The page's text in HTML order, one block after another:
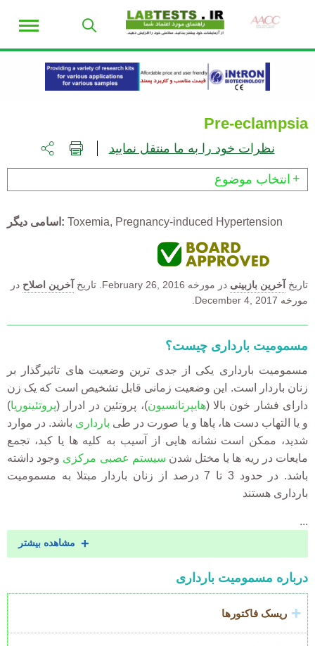
Pre-eclampsia
نظرات خود را به ما منتقل نمایید
انتخاب موضوع
اسامی دیگر Toxemia Pregnancy-induced Hypertension
تاریخ آخرین بازبینی در مورخه February 26, 2016. تاریخ آخرین اصلاح در
مورخه December 4, 2017.
مسمومیت بارداری چیست؟
مسمومیت بارداری یکی از جدی ترین وضعیت های تاثیرگذار بر
زنان باردار است. این وضعیت زمانی قابل تشخیص است که یک زن
دارای فشار خون بالا (هایپرتانسیون)، پروتئین در ادرار (پروتئینوریا)
و یا التهاب دست ها، پاها و یا صورت در طی بارداری باشد. در موارد
شدید، ممکن است نشانه هایی از آسیب به کلیه ها یا کبد، تجمع
مایعات در ریه ها یا مختل شدن سیستم عصبی مرکزی وجود داشته
باشد. در حدود 3 تا 7 درصد از زنان باردار مبتلا به مسمومیت
بارداری هستند
...
مشاهده بیشتر
Accordion
Title
درباره مسمومیت بارداری
ریسک فاکتورها